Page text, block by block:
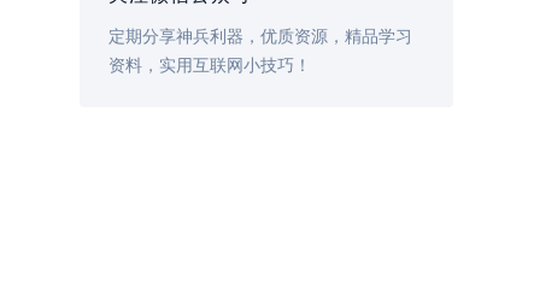
定期分享神兵利器，优质资源，精品学习
资料，实用互联网小技巧！